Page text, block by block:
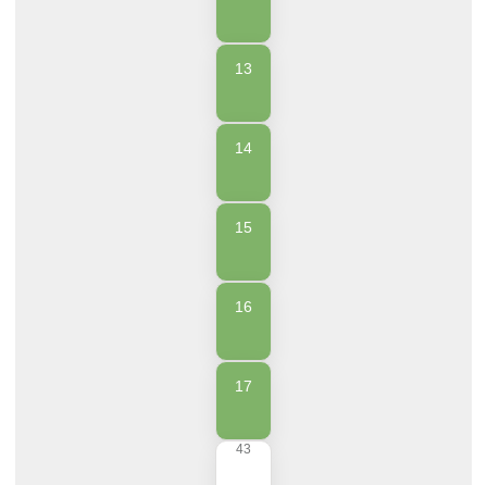
13
14
15
16
17
43